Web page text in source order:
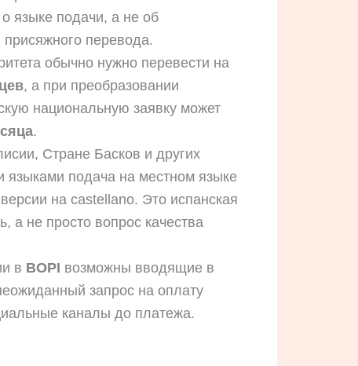
языке подачи, а не об
присяжного перевода.
обычно нужно перевести на
, а при преобразовании
национальную заявку может
.
Стране Басков и других
языками подача на местном языке
на castellano. Это испанская
а не просто вопрос качества
в BOPI возможны вводящие в
запрос на оплату
каналы до платежа.